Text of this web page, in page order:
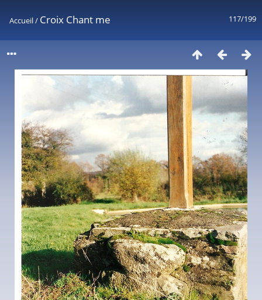
117/199
Accueil/ Croix Chant me